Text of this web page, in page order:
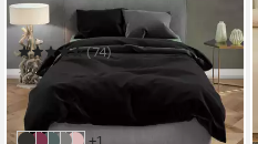
135 x 200 cm
B/L
(74)
ab 24,90 € UVP39,90 €
-38%
in 2-3 Werktagen bei dir
weitere Farben:
+1